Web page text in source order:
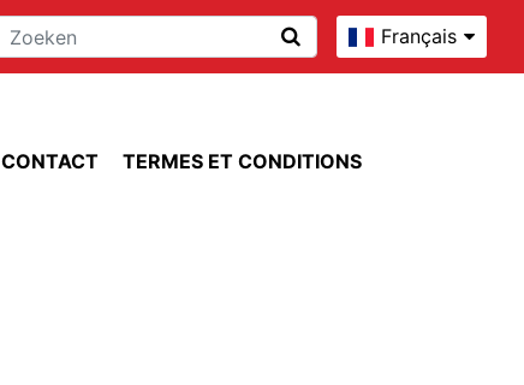
Français
CONTACT TERMES ET CONDITIONS